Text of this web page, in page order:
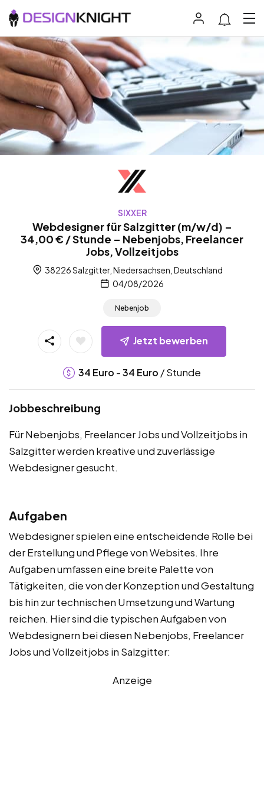
SIXXER
Webdesigner für Salzgitter (m/w/d) –
34,00 € / Stunde – Nebenjobs, Freelancer
Jobs, Vollzeitjobs
38226 Salzgitter, Niedersachsen, Deutschland
04/08/2026
Nebenjob
Jetzt bewerben
34 Euro -34 Euro / Stunde
Jobbeschreibung
Für Nebenjobs, Freelancer Jobs und Vollzeitjobs in
Salzgitter werden kreative und zuverlässige
Webdesigner gesucht.
Aufgaben
Webdesigner spielen eine entscheidende Rolle bei
der Erstellung und Pflege von Websites. Ihre
Aufgaben umfassen eine breite Palette von
Tätigkeiten, die von der Konzeption und Gestaltung
bis hin zur technischen Umsetzung und Wartung
reichen. Hier sind die typischen Aufgaben von
Webdesignern bei diesen Nebenjobs, Freelancer
Jobs und Vollzeitjobs in Salzgitter:
Anzeige